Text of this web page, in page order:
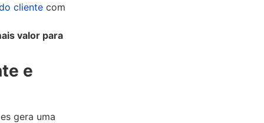
cliente com
valor para
e
gera uma